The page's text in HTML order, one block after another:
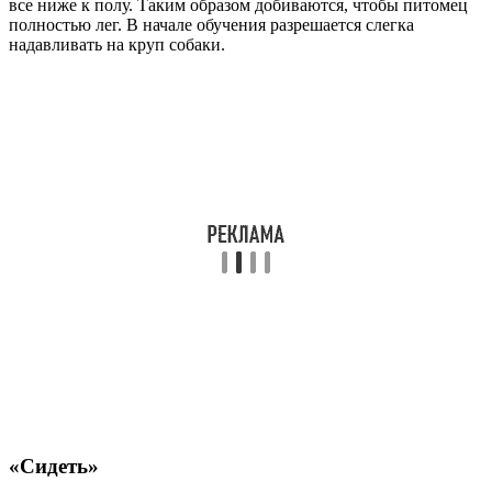
все ниже к полу. Таким образом добиваются, чтобы питомец
полностью лег. В начале обучения разрешается слегка
надавливать на круп собаки.
«Сидеть»